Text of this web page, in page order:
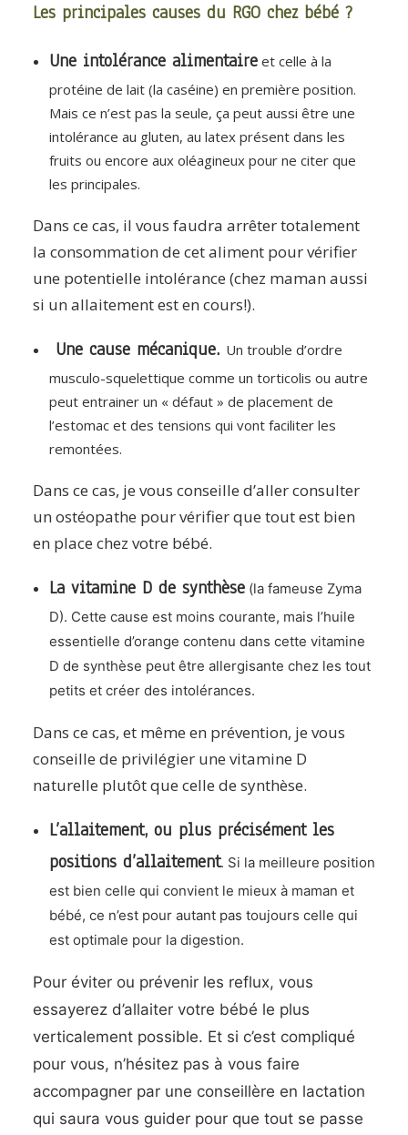
Les principales causes du RGO chez bébé ?
Une intolérance alimentaire et celle à la
protéine de lait (la caséine) en première position.
Mais ce n’est pas la seule, ça peut aussi être une
intolérance au gluten, au latex présent dans les
fruits ou encore aux oléagineux pour ne citer que
les principales.
Dans ce cas, il vous faudra arrêter totalement
la consommation de cet aliment pour vérifier
une potentielle intolérance (chez maman aussi
si un allaitement est en cours!).
Une cause mécanique. Un trouble d’ordre
musculo-squelettique comme un torticolis ou autre
peut entrainer un « défaut » de placement de
l’estomac et des tensions qui vont faciliter les
remontées.
Dans ce cas, je vous conseille d’aller consulter
un ostéopathe pour vérifier que tout est bien
en place chez votre bébé.
La vitamine D de synthèse (la fameuse Zyma
D). Cette cause est moins courante, mais l’huile
essentielle d’orange contenu dans cette vitamine
D de synthèse peut être allergisante chez les tout
petits et créer des intolérances.
Dans ce cas, et même en prévention, je vous
conseille de privilégier une vitamine D
naturelle plutôt que celle de synthèse.
L’allaitement, ou plus précisément les
positions d’allaitement. Si la meilleure position
est bien celle qui convient le mieux à maman et
bébé, ce n’est pour autant pas toujours celle qui
est optimale pour la digestion.
Pour éviter ou prévenir les reflux, vous
essayerez d’allaiter votre bébé le plus
verticalement possible. Et si c’est compliqué
pour vous, n’hésitez pas à vous faire
accompagner par une conseillère en lactation
qui saura vous guider pour que tout se passe